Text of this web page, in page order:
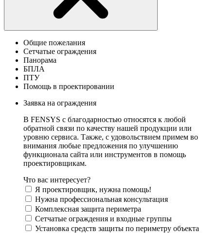
Общие пожелания
Сетчатые ограждения
Панорама
БПЛА
ПТУ
Помощь в проектировании
Заявка на ограждения
В FENSYS с благодарностью относятся к любой
обратной связи по качеству нашей продукции или
уровню сервиса. Также, с удовольствием примем во
внимания любые предложения по улучшению
функционала сайта или инструментов в помощь
проектировщикам.
Что вас интересует?
Я проектировщик, нужна помощь!
Нужна профессиональная консультация
Комплексная защита периметра
Сетчатые ограждения и входные группы
Установка средств защиты по периметру объекта